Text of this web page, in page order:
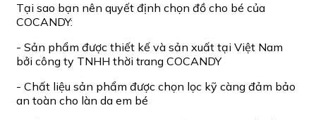
Tại sao bạn nên quyết định chọn đồ cho bé của
COCANDY:
- Sản phẩm được thiết kế và sản xuất tại Việt Nam
bởi công ty TNHH thời trang COCANDY
- Chất liệu sản phẩm được chọn lọc kỹ càng đảm bảo
an toàn cho làn da em bé